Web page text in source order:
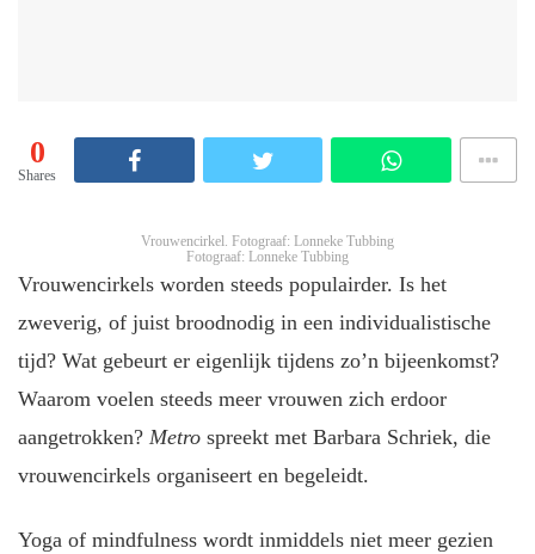
0
Shares
Vrouwencirkel. Fotograaf: Lonneke Tubbing
Fotograaf: Lonneke Tubbing
Vrouwencirkels worden steeds populairder. Is het
zweverig, of juist broodnodig in een individualistische
tijd? Wat gebeurt er eigenlijk tijdens zo’n bijeenkomst?
Waarom voelen steeds meer vrouwen zich erdoor
aangetrokken? Metrospreekt met Barbara Schriek, die
vrouwencirkels organiseert en begeleidt.
Yoga of mindfulness wordt inmiddels niet meer gezien